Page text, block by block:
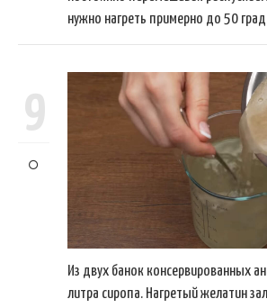
нужно нагреть примерно до 50
9
Из двух банок консервированных
литра сиропа. Нагретый желатин